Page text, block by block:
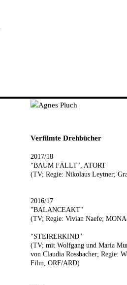
Verfilmte Drehbücher
2017/18
"BAUM FÄLLT", ATORT
(TV; Regie: Nikolaus Leytner;
2016/17
"BALANCEAKT"
(TV; Regie: Vivian Naefe;
"STEIRERKIND"
(TV; mit Wolfgang und Maria
von Claudia Rossbacher; Regie:
Film, ORF/ARD)